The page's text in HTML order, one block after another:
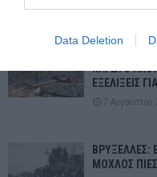
Data Deletion
7 Αυγούστου
ΚΑΙ ΔΥΟ
ΕΞΕΛΙΞΕΙΣ
7 Αυγούστου
ΒΡΥΞΕΛΛΕΣ:
ΜΟΧΛΟΣ